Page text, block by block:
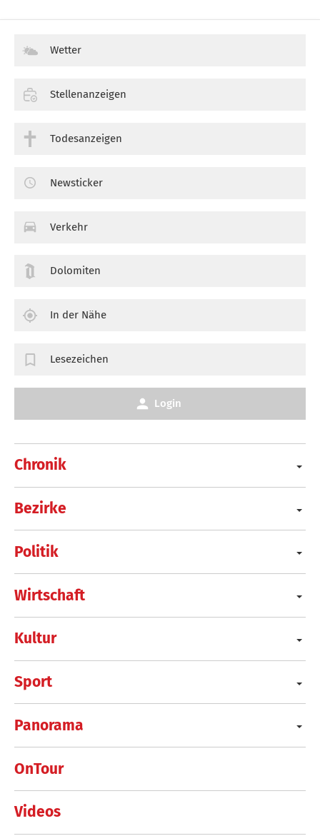
Chronik
Bezirke
Politik
Wirtschaft
Kultur
Sport
Panorama
OnTour
Videos
Wetter
Stellenanzeigen
Todesanzeigen
Newsticker
Verkehr
Dolomiten
In der Nähe
Lesezeichen
Login